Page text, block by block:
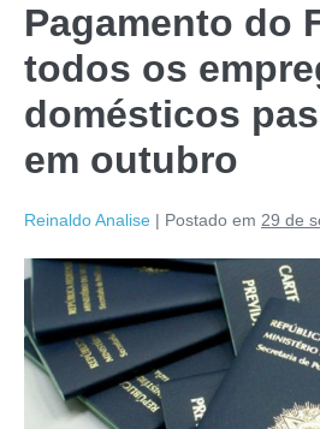
Pagamento do
todos os
domésticos
em outubro
Reinaldo Analise | Postado em 29 de